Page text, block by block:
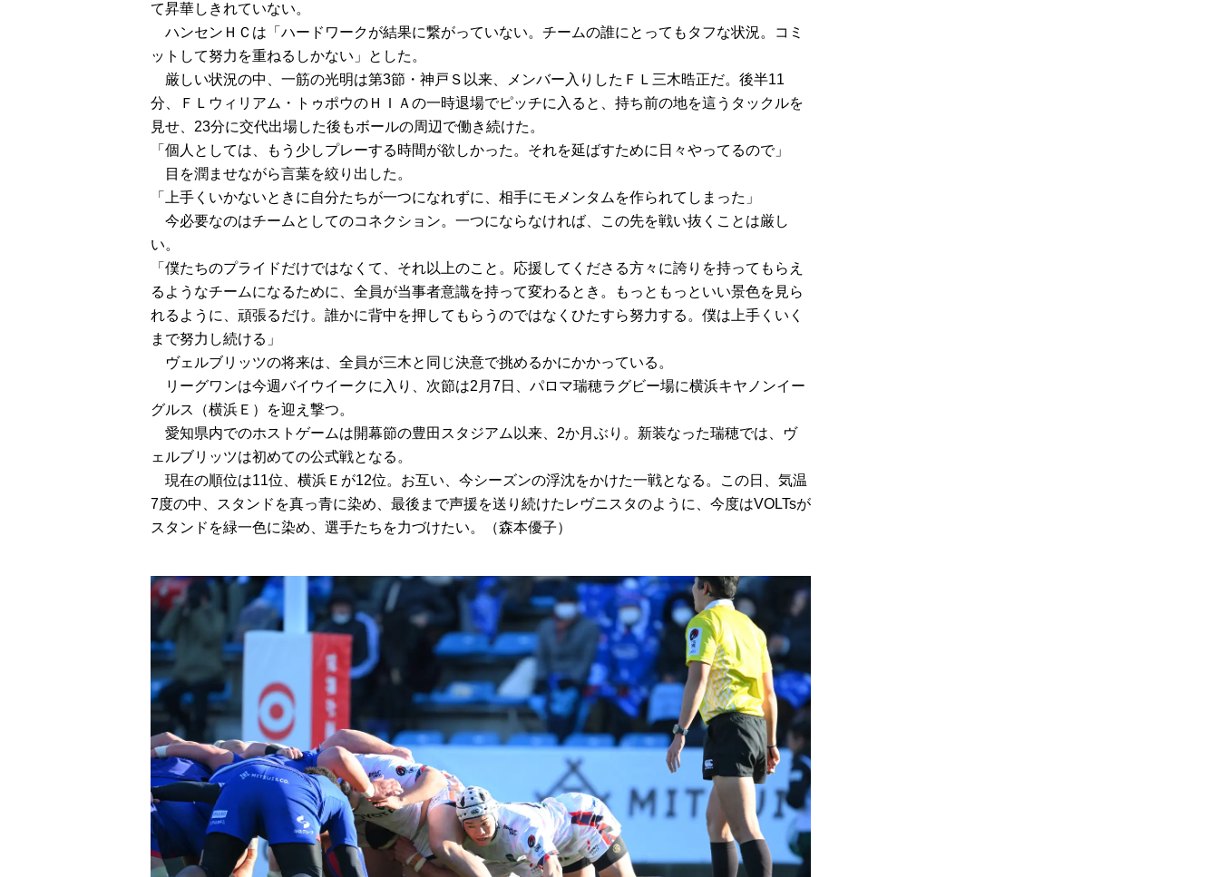
て昇華しきれていない。
ハンセンＨＣは「ハードワークが結果に繋がっていない。チームの誰にとってもタフな状況。コミ
ットして努力を重ねるしかない」とした。
厳しい状況の中、一筋の光明は第3節・神戸Ｓ以来、メンバー入りしたＦＬ三木晧正だ。後半11
分、ＦＬウィリアム・トゥポウのＨＩＡの一時退場でピッチに入ると、持ち前の地を這うタックルを
見せ、23分に交代出場した後もボールの周辺で働き続けた。
「個人としては、もう少しプレーする時間が欲しかった。それを延ばすために日々やってるので」
目を潤ませながら言葉を絞り出した。
「上手くいかないときに自分たちが一つになれずに、相手にモメンタムを作られてしまった」
今必要なのはチームとしてのコネクション。一つにならなければ、この先を戦い抜くことは厳し
い。
「僕たちのプライドだけではなくて、それ以上のこと。応援してくださる方々に誇りを持ってもらえ
るようなチームになるために、全員が当事者意識を持って変わるとき。もっともっといい景色を見ら
れるように、頑張るだけ。誰かに背中を押してもらうのではなくひたすら努力する。僕は上手くいく
まで努力し続ける」
ヴェルブリッツの将来は、全員が三木と同じ決意で挑めるかにかかっている。
リーグワンは今週バイウイークに入り、次節は2月7日、パロマ瑞穂ラグビー場に横浜キヤノンイー
グルス（横浜Ｅ）を迎え撃つ。
愛知県内でのホストゲームは開幕節の豊田スタジアム以来、2か月ぶり。新装なった瑞穂では、ヴ
ェルブリッツは初めての公式戦となる。
7度の中、スタンドを真っ青に染め、最後まで声援を送り続けたレヴニスタのように、今度はVOLTsが
スタンドを緑一色に染め、選手たちを力づけたい。（森本優子）